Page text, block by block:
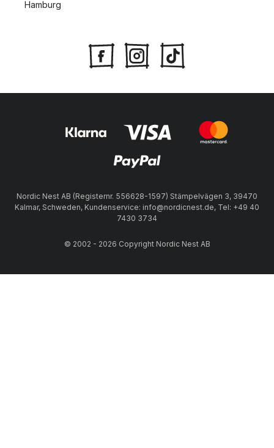
Hamburg
Nordic Nest AB (Registernr. 556628-1597) Stämpelvägen 3, 39470
Kalmar, Schweden, Kundenservice: info@nordicnest.de, Tel: +49 40
7430 3734
© 2002 - 2026 Copyright Nordic Nest AB